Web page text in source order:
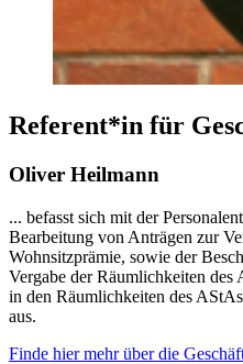
Referent*in für
Oliver Heilmann
... befasst sich mit der
Bearbeitung von Anträgen zur
Wohnsitzprämie, sowie der
Vergabe der Räumlichkeiten
in den Räumlichkeiten des
aus.
Finde hier mehr über die